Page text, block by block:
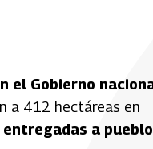
el Gobierno
a 412 hectáreas en
a